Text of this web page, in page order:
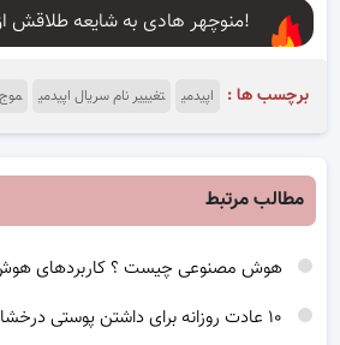
منوچهر هادی به شایعه طلاقش از یکتا ناصر پاسخ داد!
برچسب ها : اپیدمی تغیییر نام سریال اپیدمی
مطالب مرتبط
هوش مصنوعی چیست ؟ کاربردهای